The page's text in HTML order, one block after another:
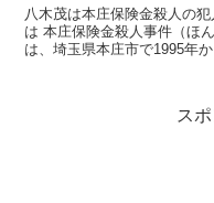
八木茂は本庄保険金殺人の
は 本庄保険金殺人事件（ほ
は、埼玉県本庄市で1995年
ス